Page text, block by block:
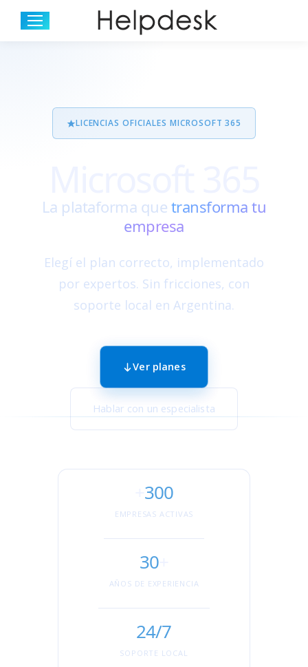
LICENCIAS OFICIALES MICROSOFT 365
La plataforma que transforma tu
empresa
Elegí el plan correcto, implementado
por expertos. Sin fricciones, con
soporte local en Argentina.
Ver planes
Hablar con un especialista
300
EMPRESAS ACTIVAS
30+
AÑOS DE EXPERIENCIA
24/7
SOPORTE LOCAL